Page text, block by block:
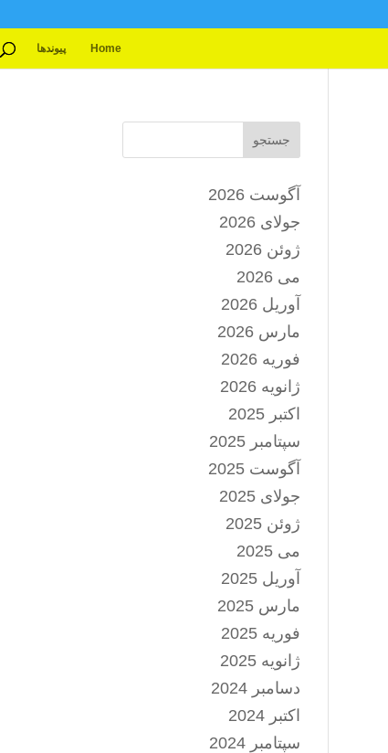
Home پیوندها
جستجو
آگوست 2026
جولای 2026
ژوئن 2026
می 2026
آوریل 2026
مارس 2026
فوریه 2026
ژانویه 2026
اکتبر 2025
سپتامبر 2025
آگوست 2025
جولای 2025
ژوئن 2025
می 2025
آوریل 2025
مارس 2025
فوریه 2025
ژانویه 2025
دسامبر 2024
اکتبر 2024
سپتامبر 2024